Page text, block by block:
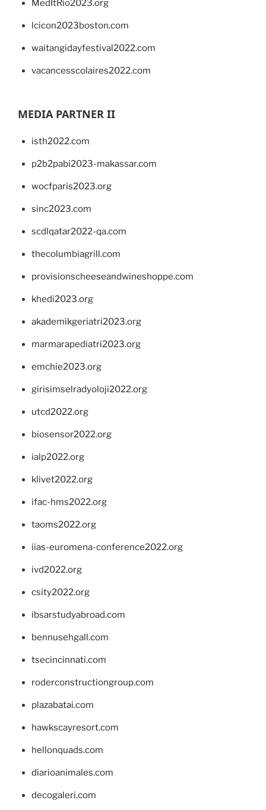
MedItRio2023.org
lcicon2023boston.com
waitangidayfestival2022.com
vacancesscolaires2022.com
MEDIA PARTNER II
isth2022.com
p2b2pabi2023-makassar.com
wocfparis2023.org
sinc2023.com
scdlqatar2022-qa.com
thecolumbiagrill.com
provisionscheeseandwineshoppe.com
khedi2023.org
akademikgeriatri2023.org
marmarapediatri2023.org
emchie2023.org
girisimselradyoloji2022.org
utcd2022.org
biosensor2022.org
ialp2022.org
klivet2022.org
ifac-hms2022.org
taoms2022.org
iias-euromena-conference2022.org
ivd2022.org
csity2022.org
ibsarstudyabroad.com
bennusehgall.com
tsecincinnati.com
roderconstructiongroup.com
plazabatai.com
hawkscayresort.com
hellonquads.com
diarioanimales.com
decogaleri.com